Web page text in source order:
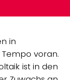
in
voran.
ist in den